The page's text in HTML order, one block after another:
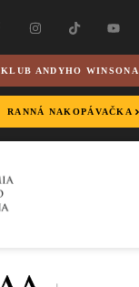
KLUB ANDYHO WINSONA
RANNÁ NAKOPÁVAČKA